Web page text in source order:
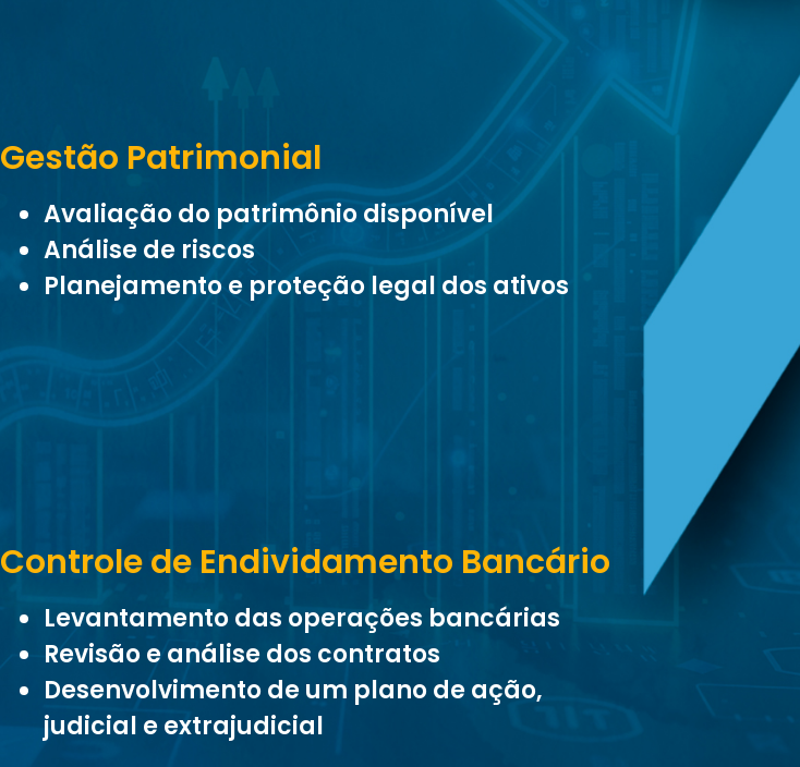
Gestão Patrimonial
Avaliação do patrimônio disponível
Análise de riscos
Planejamento e proteção legal dos ativos
Controle de Endividamento Bancário
Levantamento das operações bancárias
Revisão e análise dos contratos
Desenvolvimento de um plano de ação,
judicial e extrajudicial